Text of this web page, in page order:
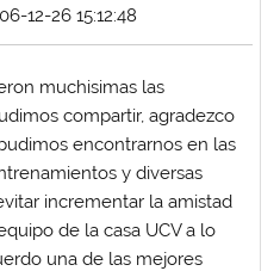
12-26 15:12:48
muchisimas las
compartir, agradezco
encontrarnos en las
y diversas
incrementar la amistad
de la casa UCV a lo
una de las mejores